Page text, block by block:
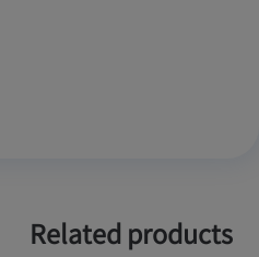
Related products